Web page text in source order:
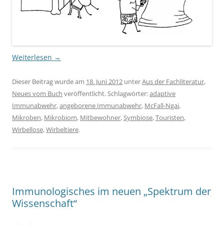
Weiterlesen →
Dieser Beitrag wurde am 18. Juni 2012 unterAus der Fachliteratur,
Neues vom Buch veröffentlicht. Schlagwörter:adaptive
Immunabwehr,angeborene Immunabwehr, McFall-Ngai,
Mikroben, Mikrobiom, Mitbewohner,Symbiose,Touristen,
Wirbellose,Wirbeltiere.
Immunologisches im neuen „Spektrum der
Wissenschaft“